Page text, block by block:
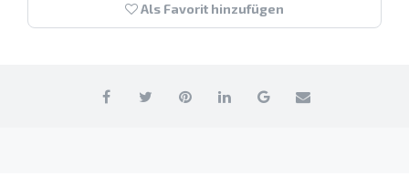
Als Favorit hinzufügen